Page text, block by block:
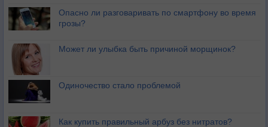
Опасно ли разговаривать по смартфону во время
грозы?
Может ли улыбка быть причиной морщинок?
Одиночество стало проблемой
Как купить правильный арбуз без нитратов?